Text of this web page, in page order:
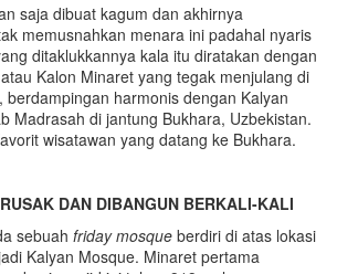
saja dibuat kagum dan akhirnya
memusnahkan menara ini padahal nyaris
ditaklukkannya kala itu diratakan dengan
Kalon Minaret yang tegak menjulang di
berdampingan harmonis dengan Kalyan
Madrasah di jantung Bukhara, Uzbekistan.
wisatawan yang datang ke Bukhara.
DAN DIBANGUN BERKALI-KALI
sebuah friday mosque berdiri di atas lokasi
Kalyan Mosque. Minaret pertama